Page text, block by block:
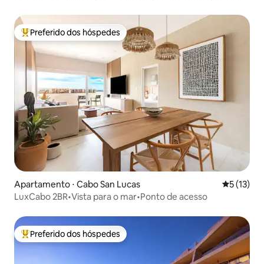
Entre os melhores preferidos dos hóspedes
Preferido dos hóspedes
Apartamento ⋅ Cabo San Lucas 5 de uma
5 (13)
LuxCabo 2BR•Vista para o mar•Ponto de acesso
Entre os melhores preferidos dos hóspedes
Preferido dos hóspedes